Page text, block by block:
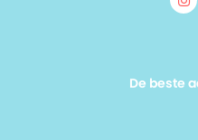
De beste